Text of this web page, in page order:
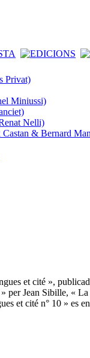
Privat)
Miniussi)
Nelli)
& Bernard
et cité »,
per Jean Sibille, «
et cité n° 10 » es